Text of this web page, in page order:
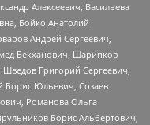
Алексеевич, Васильева
Бойко Анатолий
Андрей Сергеевич,
Бекханович, Шарипков
Григорий Сергеевич,
Борис Юльевич, Созаев
Романова Ольга
Борис Альбертович,